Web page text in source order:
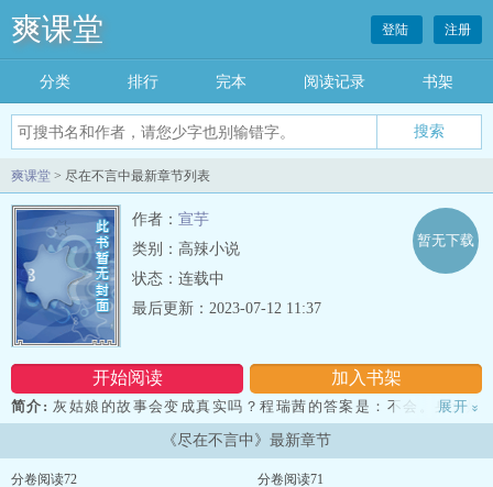
爽课堂 登陆 注册
分类 排行 完本 阅读记录 书架
爽课堂 > 尽在不言中最新章节列表
作者： 宣芋
类别：高辣小说
状态：连载中
开始阅读 加入书架
暂无下载
最后更新：2023-07-12 11:37
简介: 灰姑娘的故事会变成真实吗？程瑞茜的答案是：不会。身为妓
女生下的，父不详的女孩，她早熟得忘记了如何去做梦。母亲暂时依
附于一个有钱的男人，可是她的生活却没有得到改善。转学到贵族学
校，却要处处小心，以防被排挤。男人没有一个是好东西，她早就知
展开 »
《尽在不言中》最新章节
分卷阅读72 分卷阅读71